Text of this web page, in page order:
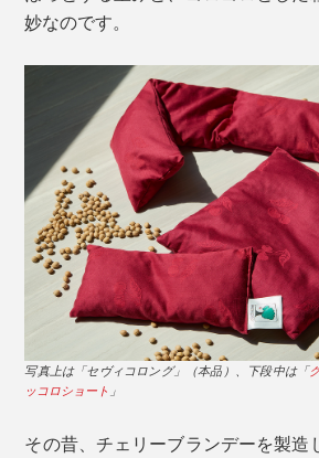
妙なのです。
写真上は「セヴィコロング」（本品）、下段中は「
ッコロショート 」
その昔、チェリーブランデーを製造